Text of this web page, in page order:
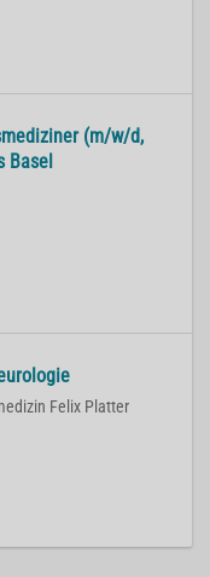
(m/w/d,
Basel
Felix Platter